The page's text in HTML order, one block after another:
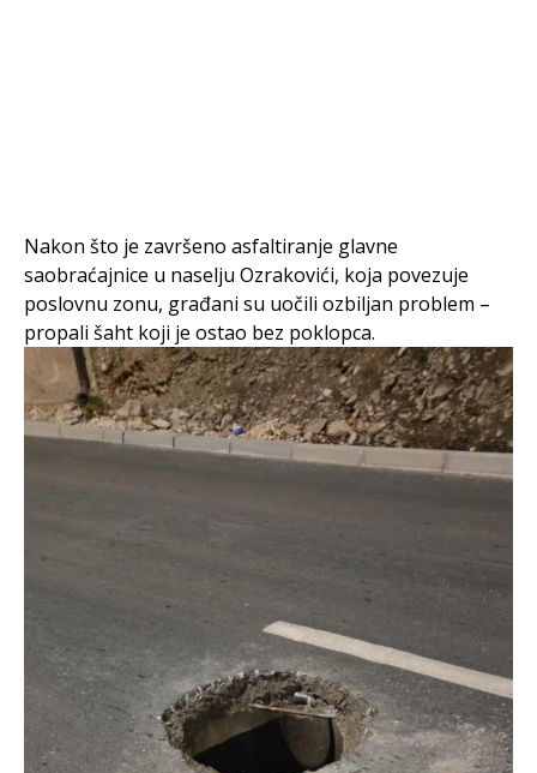
Nakon što je završeno asfaltiranje glavne
saobraćajnice u naselju Ozrakovići, koja povezuje
poslovnu zonu, građani su uočili ozbiljan problem –
propali šaht koji je ostao bez poklopca.